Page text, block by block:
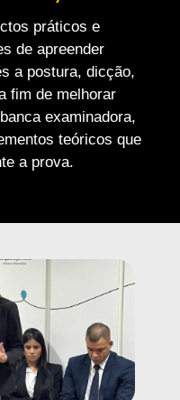
práticos e
de apreender
a postura, dicção,
fim de melhorar
examinadora,
teóricos que
a prova.